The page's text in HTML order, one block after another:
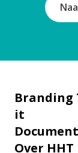
Branding
it
Over HHT